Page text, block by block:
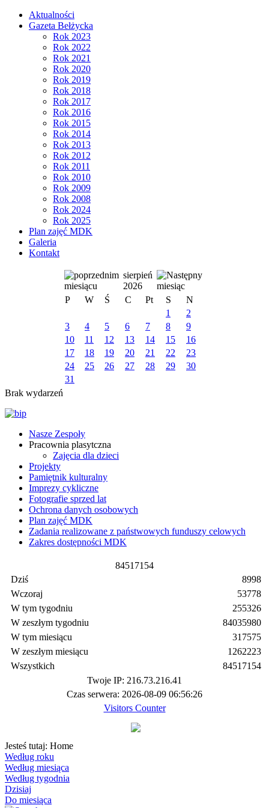
Aktualności
Gazeta Bełżycka
Rok 2023
Rok 2022
Rok 2021
Rok 2020
Rok 2019
Rok 2018
Rok 2017
Rok 2016
Rok 2015
Rok 2014
Rok 2013
Rok 2012
Rok 2011
Rok 2010
Rok 2009
Rok 2008
Rok 2024
Rok 2025
Plan zajęć MDK
Galeria
Kontakt
sierpień
2026
P
W Ś C Pt S
N
1
2
3
4 5 6 7 8
9
10
11 12 13 14 15
16
17
18 19 20 21 22
23
24
25 26 27 28 29
30
31
Brak wydarzeń
Nasze Zespoły
Pracownia plasytczna
Zajęcia dla dzieci
Projekty
Pamiętnik kulturalny
Imprezy cykliczne
Fotografie sprzed lat
Ochrona danych osobowych
Plan zajęć MDK
Zadania realizowane z państwowych funduszy celowych
Zakres dostępności MDK
8451 71 54
Dziś
Wczoraj
W tym tygodniu
W zeszłym tygodniu
W tym miesiącu
W zeszłym miesiącu
Wszystkich
8998
53778
255326
84035980
317575
1262223
84517154
Twoje IP: 216.73.216.41
Czas serwera: 2026-08-09 06:56:26
Visitors Counter
Jesteś tutaj: Home
Według roku
Według miesiąca
Według tygodnia
Dzisiaj
Do miesiąca